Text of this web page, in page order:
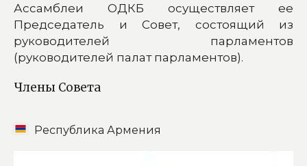
Ассамблеи ОДКБ осуществляет ее
Председатель и Совет, состоящий из
руководителей парламентов
(руководителей палат парламентов).
Члены Совета
Республика Армения